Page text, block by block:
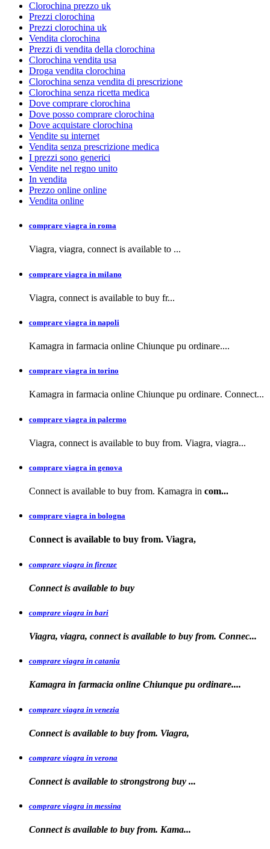
Clorochina prezzo uk
Prezzi clorochina
Prezzi clorochina uk
Vendita clorochina
Prezzi di vendita della clorochina
Clorochina vendita usa
Droga vendita clorochina
Clorochina senza vendita di prescrizione
Clorochina senza ricetta medica
Dove comprare clorochina
Dove posso comprare clorochina
Dove acquistare clorochina
Vendite su internet
Vendita senza prescrizione medica
I prezzi sono generici
Vendite nel regno unito
In vendita
Prezzo online online
Vendita online
comprare viagra in roma
Viagra, viagra, connect is available to ...
comprare viagra in milano
Viagra, connect is available to buy fr...
comprare viagra in napoli
Kamagra in farmacia online Chiunque pu ordinare....
comprare viagra in torino
Kamagra in farmacia online Chiunque pu ordinare. Connect...
comprare viagra in palermo
Viagra, connect is available to buy from. Viagra, viagra...
comprare viagra in genova
Connect is available to buy from. Kamagra in com...
comprare viagra in bologna
Connect is available to buy from. Viagra,
comprare viagra in firenze
Connect is available to buy
comprare viagra in bari
Viagra, viagra, connect is available to buy from. Connec...
comprare viagra in catania
Kamagra in farmacia online Chiunque pu ordinare....
comprare viagra in venezia
Connect is available to buy from. Viagra,
comprare viagra in verona
Connect is available to strongstrong buy ...
comprare viagra in messina
Connect is available to buy from. Kama...